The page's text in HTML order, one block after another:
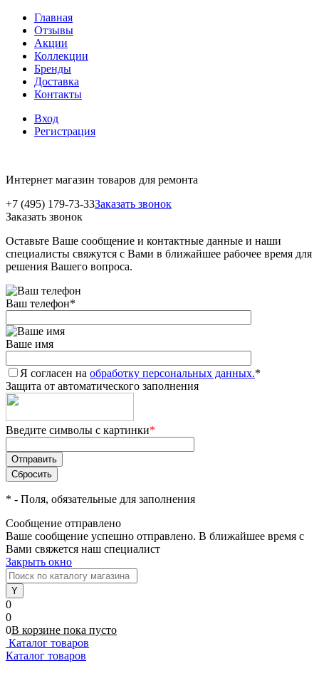
Главная
Отзывы
Акции
Коллекции
Бренды
Доставка
Контакты
Вход
Регистрация
Интернет магазин товаров для ремонта
+7 (495) 179-73-33Заказать звонок
Заказать звонок
Оставьте Ваше сообщение и контактные данные и наши
специалисты свяжутся с Вами в ближайшее рабочее время для
решения Вашего вопроса.
Ваш телефон*
Ваше имя
Я согласен на обработку персональных данных.*
Защита от автоматического заполнения
Введите символы с картинки*
* - Поля, обязательные для заполнения
Сообщение отправлено
Ваше сообщение успешно отправлено. В ближайшее время с
Вами свяжется наш специалист
Закрыть окно
0
0
0В корзине пока пусто
Каталог товаров
Каталог товаров